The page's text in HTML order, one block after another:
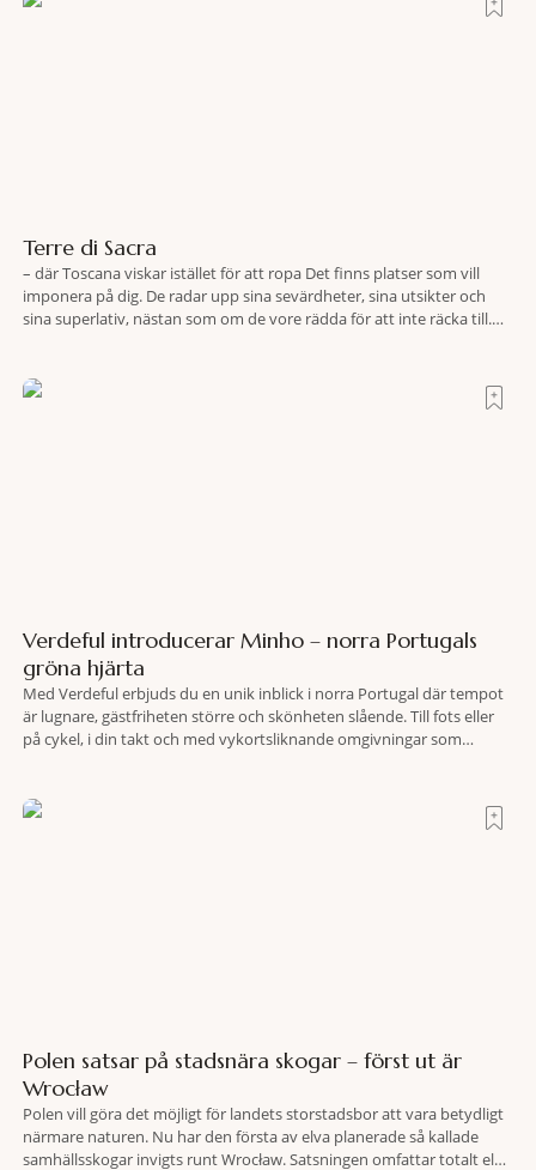
Terre di Sacra
– där Toscana viskar istället för att ropa Det finns platser som vill
imponera på dig. De radar upp sina sevärdheter, sina utsikter och
sina superlativ, nästan som om de vore rädda för att inte räcka till.
Verdeful introducerar Minho – norra Portugals
gröna hjärta
Med Verdeful erbjuds du en unik inblick i norra Portugal där tempot
är lugnare, gästfriheten större och skönheten slående. Till fots eller
på cykel, i din takt och med vykortsliknande omgivningar som
travel när det
Polen satsar på stadsnära skogar – först ut är
Wrocław
Polen vill göra det möjligt för landets storstadsbor att vara betydligt
närmare naturen. Nu har den första av elva planerade så kallade
samhällsskogar invigts runt Wrocław. Satsningen omfattar totalt elva